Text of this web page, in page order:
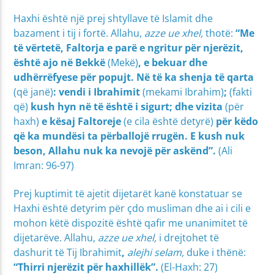
Haxhi është një prej shtyllave të Islamit dhe
bazament i tij i fortë. Allahu, azze ue xhel,thotë:“Me
të vërtetë, Faltorja e parë e ngritur për njerëzit,
është ajo në Bekkë(Mekë), e bekuar dhe
udhërrëfyese për popujt. Në të ka shenja të qarta
(që janë): vendi i Ibrahimit(mekami Ibrahim);(fakti
që) kush hyn në të është i sigurt; dhe vizita(për
haxh) e kësaj Faltoreje(e cila është detyrë) për këdo
që ka mundësi ta përballojë rrugën. E kush nuk
beson, Allahu nuk ka nevojë për askënd”.(Ali
Imran: 96-97)
Prej kuptimit të ajetit dijetarët kanë konstatuar se
Haxhi është detyrim për çdo musliman dhe ai i cili e
mohon këtë dispozitë është qafir me unanimitet të
dijetarëve. Allahu, azze ue xhel, i drejtohet të
dashurit të Tij Ibrahimit, alejhi selam, duke i thënë:
“Thirri njerëzit për haxhillëk”.(El-Haxh: 27)